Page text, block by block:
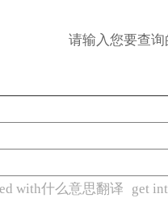
请输入您要查询
with什么意思翻译 get